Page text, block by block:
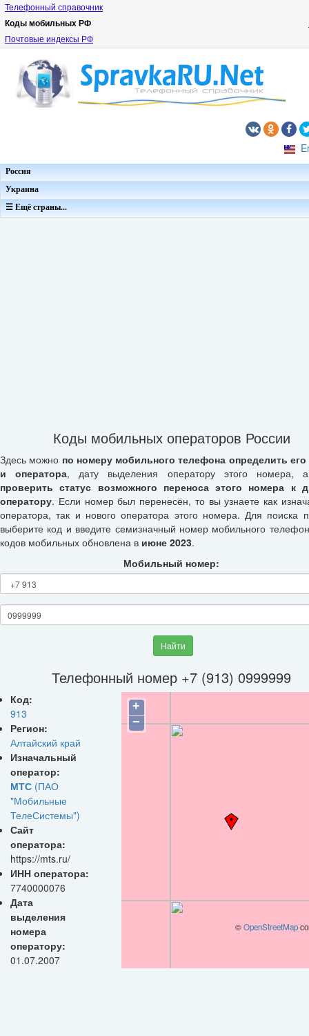
Телефонный справочник
Коды мобильных РФ
Почтовые индексы РФ
Россия
Украина
☰ Ещё страны...
Коды мобильных операторов России
Здесь можно по номеру мобильного телефона определить его
и оператора, дату выделения оператору этого номера,
проверить статус возможного переноса этого номера к
оператору. Если номер был перенесён, то вы узнаете как
оператора, так и нового оператора этого номера. Для поиска
выберите код и введите семизначный номер мобильного
кодов мобильных обновлена в июне 2023.
Мобильный номер:
Найти
Телефонный номер +7 (913) 0999999
Код:
913
Регион:
Алтайский край
Изначальный
оператор:
МТС (ПАО
"Мобильные
ТелеСистемы")
Сайт
оператора:
https://mts.ru/
ИНН оператора:
7740000076
Дата
выделения
номера
оператору:
01.07.2007
+
−
©OpenStreetMap